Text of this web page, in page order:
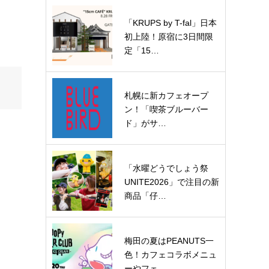
「KRUPS by T-fal」日本
初上陸！原宿に3日間限
定「15…
札幌に新カフェオープ
ン！「喫茶ブルーバー
ド」がサ…
「水曜どうでしょう祭
UNITE2026」で注目の新
商品「仔…
梅田の夏はPEANUTS一
色！カフェコラボメニュ